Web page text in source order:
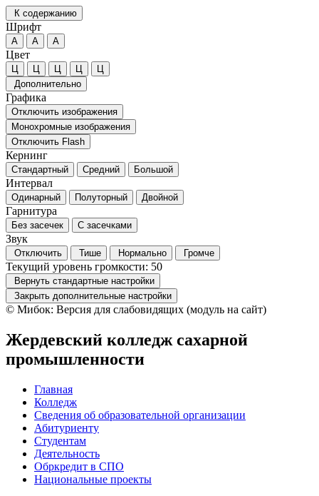
К содержанию
Шрифт
А А А
Цвет
Ц Ц Ц Ц
Ц
Дополнительно
Графика
Отключить изображения
Монохромные изображения
Отключить Flash
Кернинг
Стандартный Средний Большой
Интервал
Одинарный Полуторный Двойной
Гарнитура
Без засечек С засечками
Звук
Отключить Тише Нормально Громче
Текущий уровень громкости: 50
Вернуть стандартные настройки
Закрыть дополнительные настройки
© Мибок: Версия для слабовидящих (модуль на сайт)
Жердевский колледж сахарной
промышленности
Главная
Колледж
Сведения об образовательной организации
Абитуриенту
Студентам
Деятельность
Обркредит в СПО
Национальные проекты